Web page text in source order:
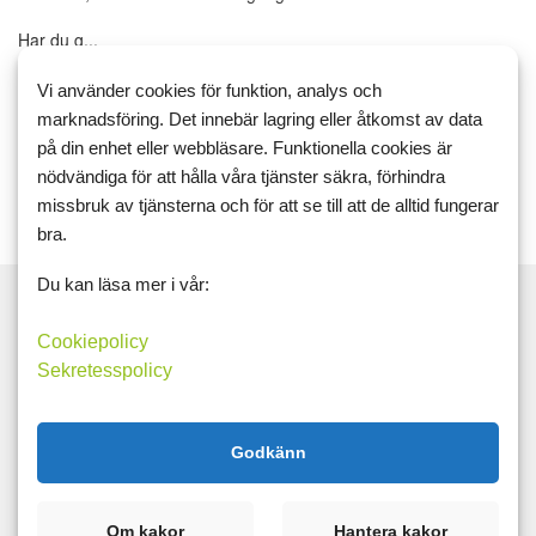
Har du g...
Träning & Motion Energigivande Gå ner i vikt
Läs mer Kommentera
Sök
Vi använder cookies för funktion, analys och
marknadsföring. Det innebär lagring eller åtkomst av data
på din enhet eller webbläsare. Funktionella cookies är
nödvändiga för att hålla våra tjänster säkra, förhindra
missbruk av tjänsterna och för att se till att de alltid fungerar
bra.
Du kan läsa mer i vår:
Cookiepolicy
Sekretesspolicy
Godkänn
Om kakor Hantera kakor